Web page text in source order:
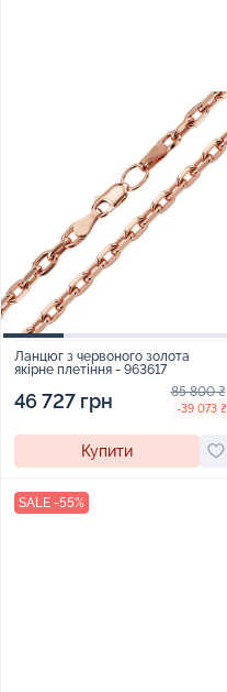
Ланцюг з червоного золота
якірне плетіння - 963617
46 727 грн 85 800 ₴
-39 073 ₴
Купити
SALE -55%